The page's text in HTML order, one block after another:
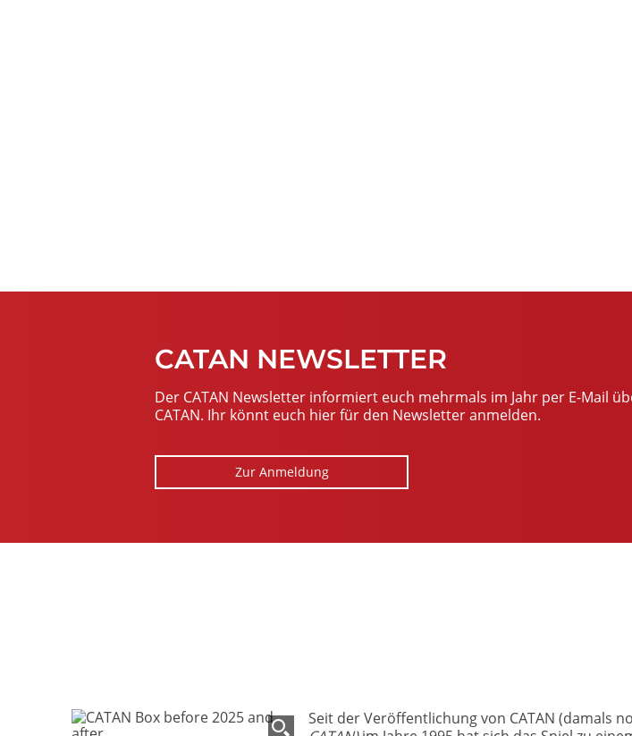
CATAN NEWSLETTER
Der CATAN Newsletter informiert euch mehrmals im Jahr per E-Mail
CATAN. Ihr könnt euch hier für den Newsletter anmelden.
Zur Anmeldung
Seit der Veröffentlichung von CATAN (damals